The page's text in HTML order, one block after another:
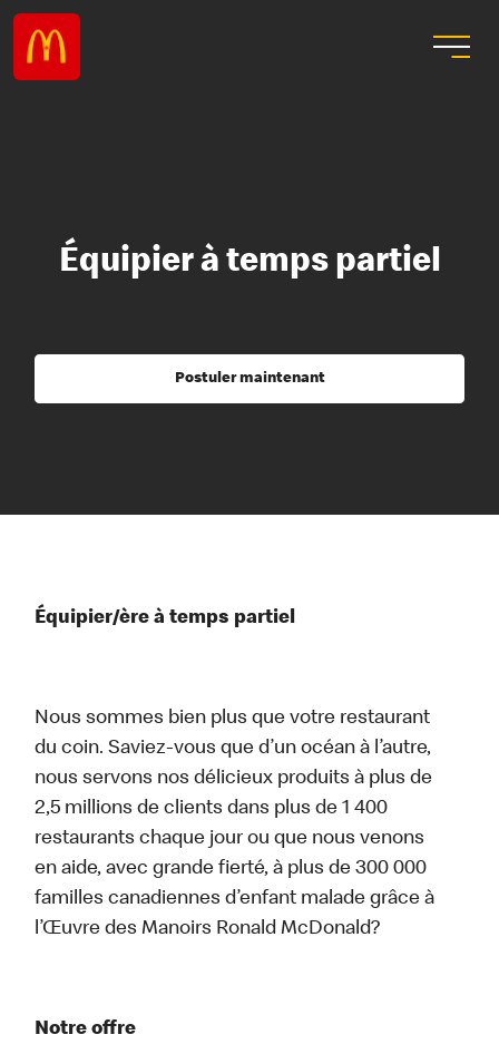
Équipier à temps partiel
Postuler maintenant
Équipier/ère à temps partiel
Nous sommes bien plus que votre restaurant
du coin. Saviez-vous que d’un océan à l’autre,
nous servons nos délicieux produits à plus de
2,5 millions de clients dans plus de 1 400
restaurants chaque jour ou que nous venons
en aide, avec grande fierté, à plus de 300 000
familles canadiennes d’enfant malade grâce à
l’Œuvre des Manoirs Ronald McDonald?
Notre offre